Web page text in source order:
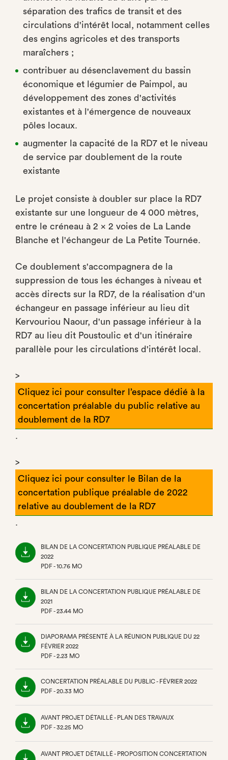
séparation des trafics de transit et des
circulations d'intérêt local, notamment celles
des engins agricoles et des transports
maraîchers ;
contribuer au désenclavement du bassin
économique et légumier de Paimpol, au
développement des zones d'activités
existantes et à l'émergence de nouveaux
pôles locaux.
augmenter la capacité de la RD7 et le niveau
de service par doublement de la route
existante
Le projet consiste à doubler sur place la RD7
existante sur une longueur de 4 000 mètres,
entre le créneau à 2 x 2 voies de La Lande
Blanche et l'échangeur de La Petite Tournée.
Ce doublement s'accompagnera de la
suppression de tous les échanges à niveau et
accès directs sur la RD7, de la réalisation d'un
échangeur en passage inférieur au lieu dit
Kervouriou Naour, d'un passage inférieur à la
RD7 au lieu dit Poustoulic et d'un itinéraire
parallèle pour les circulations d'intérêt local.
>
Cliquez ici pour consulter l’espace dédié à la
concertation préalable du public relative au
doublement de la RD7
.
>
Cliquez ici pour consulter le Bilan de la
concertation publique préalable de 2022
relative au doublement de la RD7
.
BILAN DE LA CONCERTATION PUBLIQUE PRÉALABLE DE
2022
PDF - 10.76 MO
BILAN DE LA CONCERTATION PUBLIQUE PRÉALABLE DE
2021
PDF - 23.44 MO
DIAPORAMA PRÉSENTÉ À LA RÉUNION PUBLIQUE DU 22
FÉVRIER 2022
PDF - 2.23 MO
CONCERTATION PRÉALABLE DU PUBLIC - FÉVRIER 2022
PDF - 20.33 MO
AVANT PROJET DÉTAILLÉ - PLAN DES TRAVAUX
PDF - 32.25 MO
AVANT PROJET DÉTAILLÉ - PROPOSITION CONCERTATION